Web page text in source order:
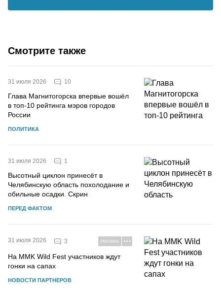
Смотрите также
31 июля 2026 10
Глава Магнитогорска впервые вошёл
в топ-10 рейтинга мэров городов
России
ПОЛИТИКА
31 июля 2026 1
Высотный циклон принесёт в
Челябинскую область похолодание и
обильные осадки. Скрин
ПЕРЕД ФАКТОМ
31 июля 2026 3 РЕКЛАМА
На MMK Wild Fest участников ждут
гонки на сапах
НОВОСТИ ПАРТНЕРОВ